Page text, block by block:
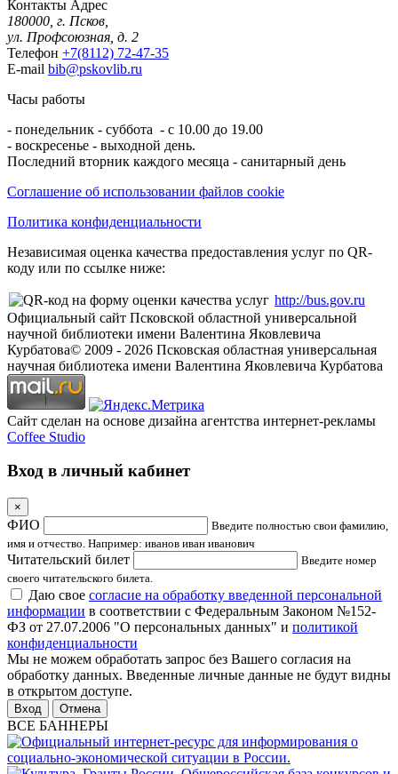
Контакты Адрес
180000, г. Псков,
ул. Профсоюзная, д. 2
Телефон +7(8112) 72-47-35
E-mail bib@pskovlib.ru
Часы работы
- понедельник - суббота - с 10.00 до 19.00
- воскресенье - выходной день.
Последний вторник каждого месяца - санитарный день
Соглашение об использовании файлов cookie
Политика конфиденциальности
Независимая оценка качества предоставления услуг по QR-
коду или по ссылке ниже:
http://bus.gov.ru
Официальный сайт Псковской областной универсальной
научной библиотеки имени Валентина Яковлевича
Курбатова© 2009 - 2026 Псковская областная универсальная
научная библиотека имени Валентина Яковлевича Курбатова
Сайт сделан на основе дизайна агентства интернет-рекламы
Coffee Studio
Вход в личный кабинет
×
ФИО
Введите полностью свои фамилию,
имя и отчество. Например: иванов иван иванович
Читательский билет
Введите номер
своего читательского билета.
Даю свое согласие на обработку введенной персональной
информации в соответствии с Федеральным Законом №152-
ФЗ от 27.07.2006 "О персональных данных" и политикой
конфиденциальности
Мы не можем обработать запрос без Вашего согласия на
обработку данных. Введенные личные данные не будут видны
в открытом доступе.
Отмена
ВСЕ БАННЕРЫ